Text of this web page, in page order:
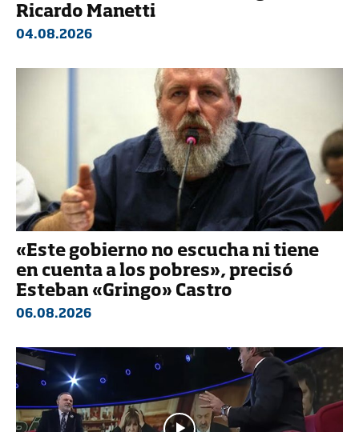
Ricardo Manetti
04.08.2026
«Este gobierno no escucha ni tiene
en cuenta a los pobres», precisó
Esteban «Gringo» Castro
06.08.2026